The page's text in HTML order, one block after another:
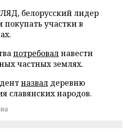
белорусский лидер
покупать участки в
потребовалнавести
частных землях.
назвал деревню
славянских народов.